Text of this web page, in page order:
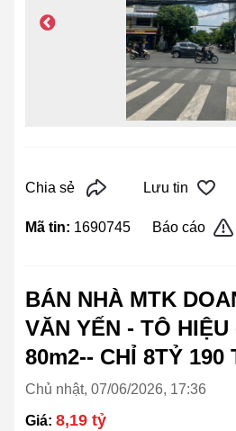
Chia sẻ Lưu tin
Mã tin: 1690745 Báo cáo
BÁN NHÀ MTK
VĂN YẾN - TÔ HIỆU
80m2-- CHỈ 8TỶ 190
Chủ nhật, 07/06/2026, 17:36
Giá: 8,19 tỷ